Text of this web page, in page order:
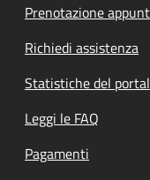
Prenotazione
Richiedi assistenza
Statistiche del
Leggi le FAQ
Pagamenti